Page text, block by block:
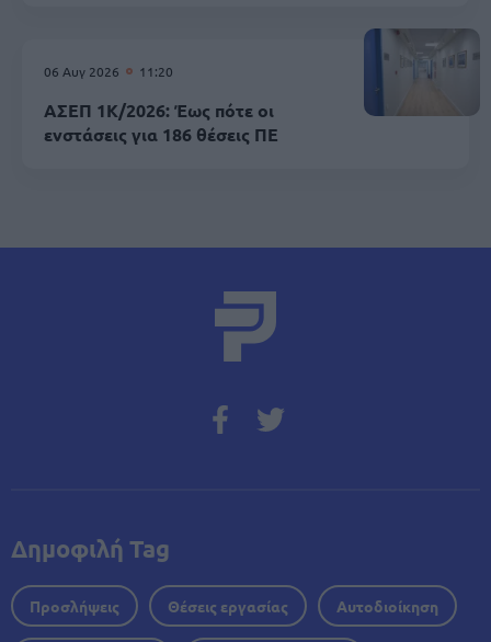
06 Αυγ 2026 11:20
ΑΣΕΠ 1Κ/2026: Έως πότε οι
ενστάσεις για 186 θέσεις ΠΕ
Δημοφιλή Tag
Προσλήψεις Θέσεις εργασίας Αυτοδιοίκηση